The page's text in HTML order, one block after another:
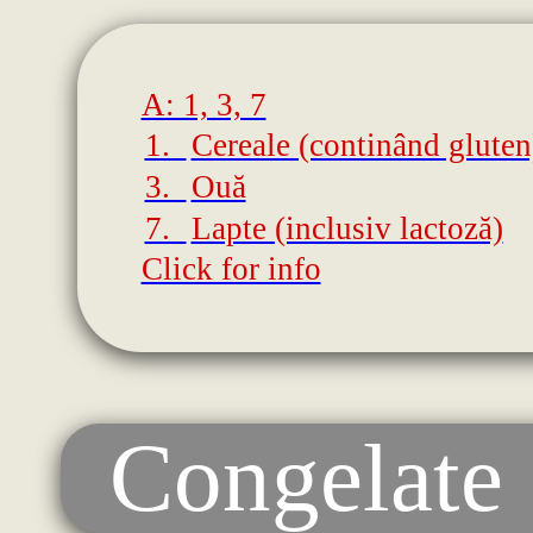
A: 1, 3, 7
1.
Cereale (continând
3.
Ouă
7.
Lapte (inclusiv lactoză)
Click for info
Congelate